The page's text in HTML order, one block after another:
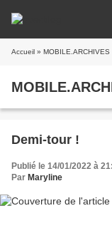
Accueil » MOBILE.ARCHIVES
Demi-tour !
Publié le 14/01/2022 à
Par Maryline